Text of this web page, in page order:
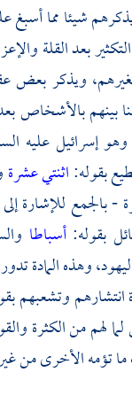
شيئا مما أسبغ
بعد القلة
ويذكر بعض
بينهم بالأشخاص
إسرائيلعليه
بقوله:اثنتي عشرة
- بالجمع للإشارة
بقوله:أسباطا
وهذه المادة
وتشعبهم
لهم من الكثرة
تؤمه الأخرى من